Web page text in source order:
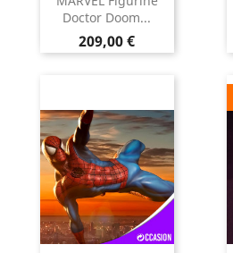
Doctor Doom...
Prix
209,00 €